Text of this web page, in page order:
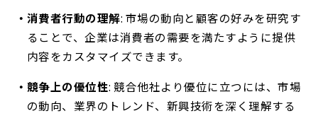
消費者行動の理解: 市場の動向と顧客の好みを研究す
ることで、企業は消費者の需要を満たすように提供
内容をカスタマイズできます。
競争上の優位性: 競合他社より優位に立つには、市場
の動向、業界のトレンド、新興技術を深く理解する